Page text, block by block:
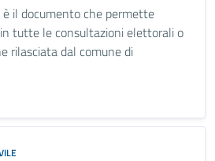
il documento che permette
tutte le consultazioni elettorali o
rilasciata dal comune di